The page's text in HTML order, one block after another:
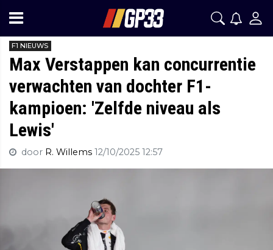
F1 NIEUWS
Max Verstappen kan concurrentie
verwachten van dochter F1-
kampioen: 'Zelfde niveau als
Lewis'
door R. Willems 12/10/2025 12:57